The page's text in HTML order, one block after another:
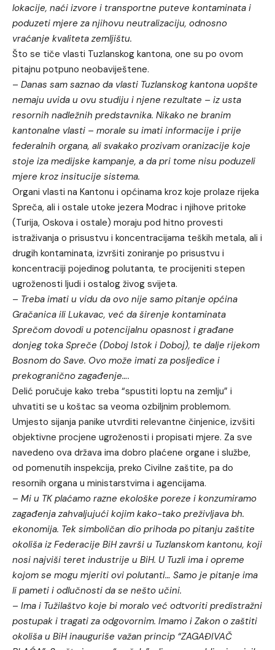
lokacije, naći izvore i transportne puteve kontaminata i
poduzeti mjere za njihovu neutralizaciju, odnosno
vraćanje kvaliteta zemljištu.
Što se tiče vlasti Tuzlanskog kantona, one su po ovom
pitajnu potpuno neobaviještene.
– Danas sam saznao da vlasti Tuzlanskog kantona uopšte
nemaju uvida u ovu studiju i njene rezultate – iz usta
resornih nadležnih predstavnika. Nikako ne branim
kantonalne vlasti – morale su imati informacije i prije
federalnih organa, ali svakako prozivam oranizacije koje
stoje iza medijske kampanje, a da pri tome nisu poduzeli
mjere kroz insitucije sistema.
Organi vlasti na Kantonu i općinama kroz koje prolaze rijeka
Spreča, ali i ostale utoke jezera Modrac i njihove pritoke
(Turija, Oskova i ostale) moraju pod hitno provesti
istraživanja o prisustvu i koncentracijama teških metala, ali i
drugih kontaminata, izvršiti zoniranje po prisustvu i
koncentraciji pojedinog polutanta, te procijeniti stepen
ugroženosti ljudi i ostalog živog svijeta.
– Treba imati u vidu da ovo nije samo pitanje općina
Gračanica ili Lukavac, već da širenje kontaminata
Sprečom dovodi u potencijalnu opasnost i građane
donjeg toka Spreče (Doboj Istok i Doboj), te dalje rijekom
Bosnom do Save. Ovo može imati za posljedice i
prekogranično zagađenje….
Delić poručuje kako treba “spustiti loptu na zemlju” i
uhvatiti se u koštac sa veoma ozbiljnim problemom.
Umjesto sijanja panike utvrditi relevantne činjenice, izvšiti
objektivne procjene ugroženosti i propisati mjere. Za sve
navedeno ova država ima dobro plaćene organe i službe,
od pomenutih inspekcija, preko Civilne zaštite, pa do
resornih organa u ministarstvima i agencijama.
– Mi u TK plaćamo razne ekološke poreze i konzumiramo
zagađenja zahvaljujući kojim kako-tako preživljava bh.
ekonomija. Tek simboličan dio prihoda po pitanju zaštite
okoliša iz Federacije BiH završi u Tuzlanskom kantonu, koji
nosi najviši teret industrije u BiH. U Tuzli ima i opreme
kojom se mogu mjeriti ovi polutanti… Samo je pitanje ima
li pameti i odlučnosti da se nešto učini.
– Ima i Tužilaštvo koje bi moralo već odtvoriti predistražni
postupak i tragati za odgovornim. Imamo i Zakon o zaštiti
okoliša u BiH inauguriše važan princip “ZAGAĐIVAČ